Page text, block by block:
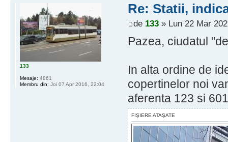
Re: Statii,
de 133» Lun 22 Mar
Pazea, ciudatul
In alta ordine de
copertinelor noi
aferenta 123 si
FIŞIERE ATAŞATE
133
Mesaje: 4861
Membru din: Joi 07 Apr 2016, 22:04